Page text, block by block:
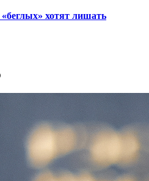
хотят лишать